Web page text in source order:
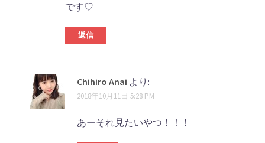
です♡
返信
Chihiro Anai より:
2018年10月11日 5:28 PM
あーそれ見たいやつ！！！